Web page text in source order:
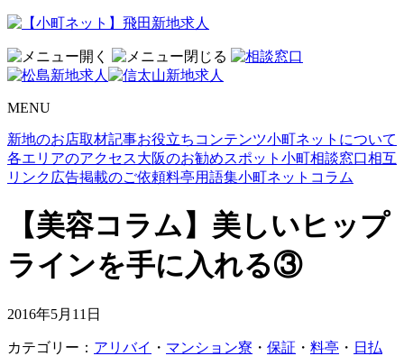
MENU
新地のお店取材記事お役立ちコンテンツ小町ネットについて
各エリアのアクセス大阪のお勧めスポット 小町相談窓口相互
リンク 広告掲載のご依頼料亭用語集小町ネットコラム
【美容コラム】美しいヒップ
ラインを手に入れる③
2016年5月11日
カテゴリー： アリバイ ・ マンション寮 ・ 保証 ・ 料亭 ・ 日払